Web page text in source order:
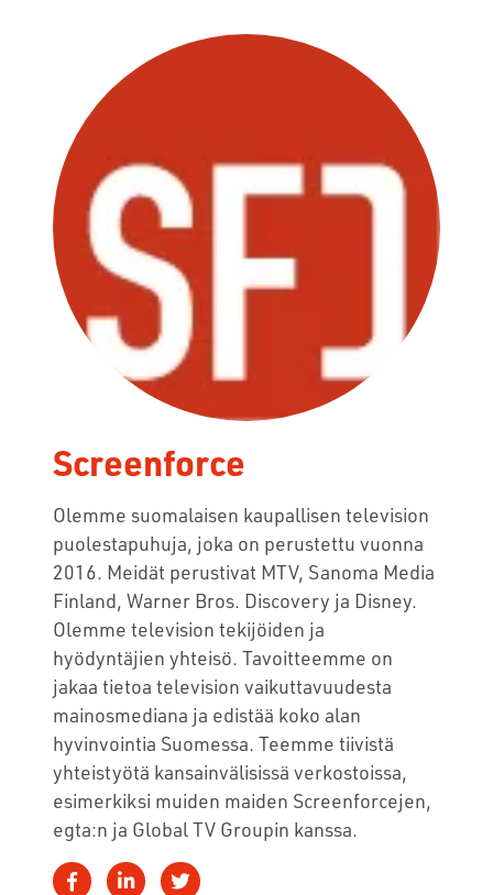
Screenforce
Olemme suomalaisen kaupallisen television
puolestapuhuja, joka on perustettu vuonna
2016. Meidät perustivat MTV, Sanoma Media
Finland, Warner Bros. Discovery ja Disney.
Olemme television tekijöiden ja
hyödyntäjien yhteisö. Tavoitteemme on
jakaa tietoa television vaikuttavuudesta
mainosmediana ja edistää koko alan
hyvinvointia Suomessa. Teemme tiivistä
yhteistyötä kansainvälisissä verkostoissa,
esimerkiksi muiden maiden Screenforcejen,
egta:n ja Global TV Groupin kanssa.